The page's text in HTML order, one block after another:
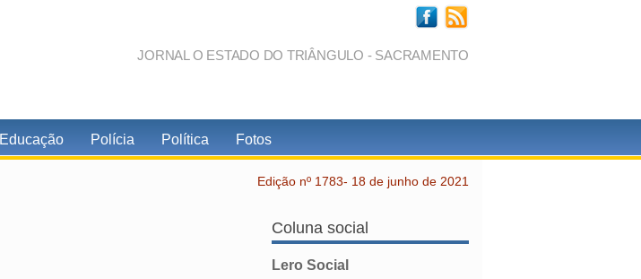
JORNAL O ESTADO DO TRIÂNGULO - SACRAMENTO
Educação Polícia Política Fotos
Edição nº 1783- 18 de junho de 2021
Coluna social
Lero Social